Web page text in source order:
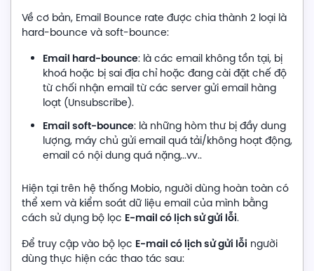
Về cơ bản, Email Bounce rate được chia thành 2 loại là
hard-bounce và soft-bounce:
Email hard-bounce: là các email không tồn tại, bị
khoá hoặc bị sai địa chỉ hoặc đang cài đặt chế độ
từ chối nhận email từ các server gửi email hàng
loạt (Unsubscribe).
Email soft-bounce: là những hòm thư bị đầy dung
lượng, máy chủ gửi email quá tải/không hoạt động,
email có nội dung quá nặng,..vv..
Hiện tại trên hệ thống Mobio, người dùng hoàn toàn có
thể xem và kiểm soát dữ liệu email của mình bằng
cách sử dụng bộ lọc E-mail có lịch sử gửi lỗi.
Để truy cập vào bộ lọc E-mail có lịch sử gửi lỗi người
dùng thực hiện các thao tác sau: